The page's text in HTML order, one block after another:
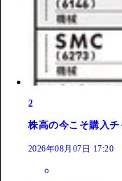
2
株高の今こそ購入
2026年08月07日 17:20